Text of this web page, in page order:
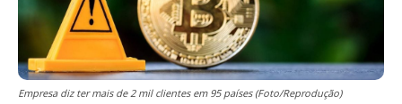
Empresa diz ter mais de 2 mil clientes em 95 países (Foto/Reprodução)